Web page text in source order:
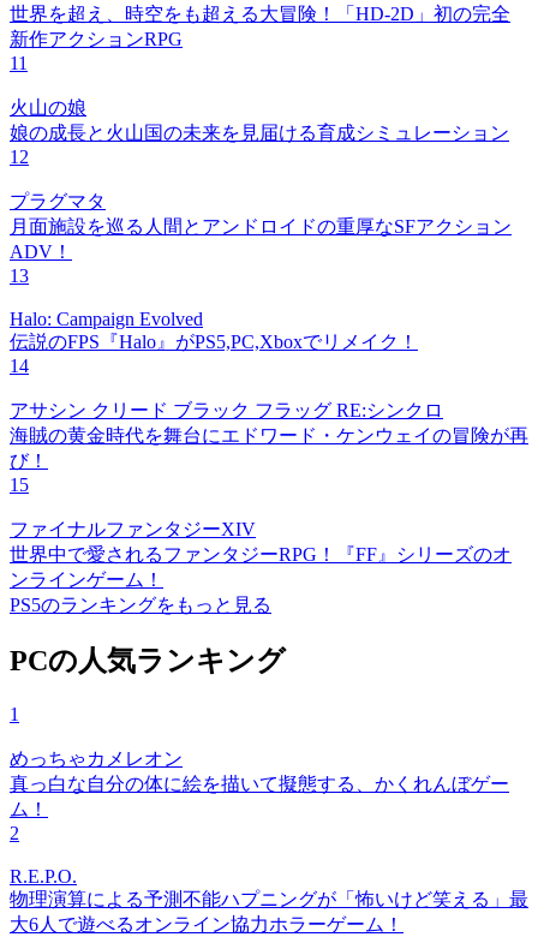
世界を超え、時空をも超える大冒険！「HD-2D」初の完全
新作アクションRPG
11
火山の娘
娘の成長と火山国の未来を見届ける育成シミュレーション
12
プラグマタ
月面施設を巡る人間とアンドロイドの重厚なSFアクション
ADV！
13
Halo: Campaign Evolved
伝説のFPS『Halo』がPS5,PC,Xboxでリメイク！
14
アサシン クリード ブラック フラッグ RE:シンクロ
海賊の黄金時代を舞台にエドワード・ケンウェイの冒険が再
び！
15
ファイナルファンタジーXIV
世界中で愛されるファンタジーRPG！『FF』シリーズのオ
ンラインゲーム！
PS5のランキングをもっと見る
PCの人気ランキング
1
めっちゃカメレオン
真っ白な自分の体に絵を描いて擬態する、かくれんぼゲー
ム！
2
R.E.P.O.
物理演算による予測不能ハプニングが「怖いけど笑える」最
大6人で遊べるオンライン協力ホラーゲーム！